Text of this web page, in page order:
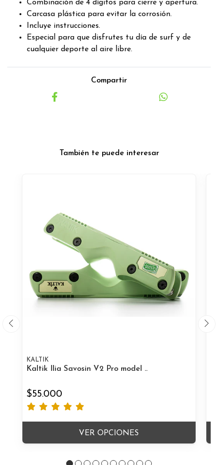
Combinación de 4 dígitos para cierre y apertura.
Carcasa plástica para evitar la corrosión.
Incluye instrucciones.
Especial para que disfrutes tu día de surf y de
cualquier deporte al aire libre.
Compartir
También te puede interesar
KALTIK
Kaltik Ilia Savosin V2 Pro model ..
$55.000
VER OPCIONES